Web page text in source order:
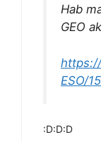
Hab
GEO
ESO/
:D:D:D